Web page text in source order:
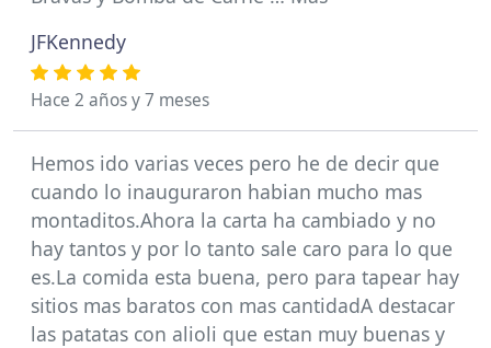
JFKennedy
Hace 2 años y 7 meses
Hemos ido varias veces pero he de decir que
cuando lo inauguraron habian mucho mas
montaditos.Ahora la carta ha cambiado y no
hay tantos y por lo tanto sale caro para lo que
es.La comida esta buena, pero para tapear hay
sitios mas baratos con mas cantidadA destacar
las patatas con alioli que estan muy buenas y